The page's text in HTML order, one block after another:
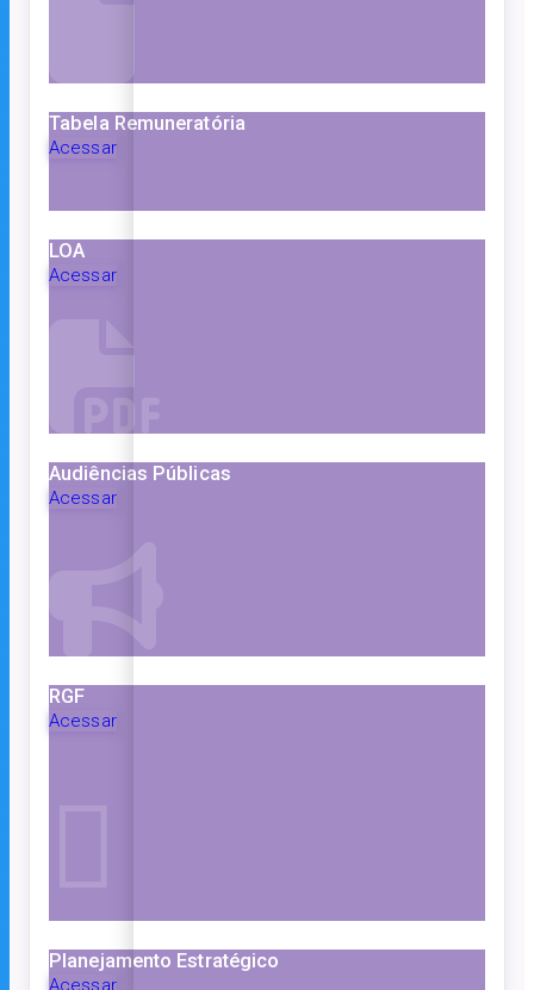
Tabela Remuneratória
Acessar
LOA
Acessar
Audiências Públicas
Acessar
RGF
Acessar
Planejamento Estratégico
Acessar